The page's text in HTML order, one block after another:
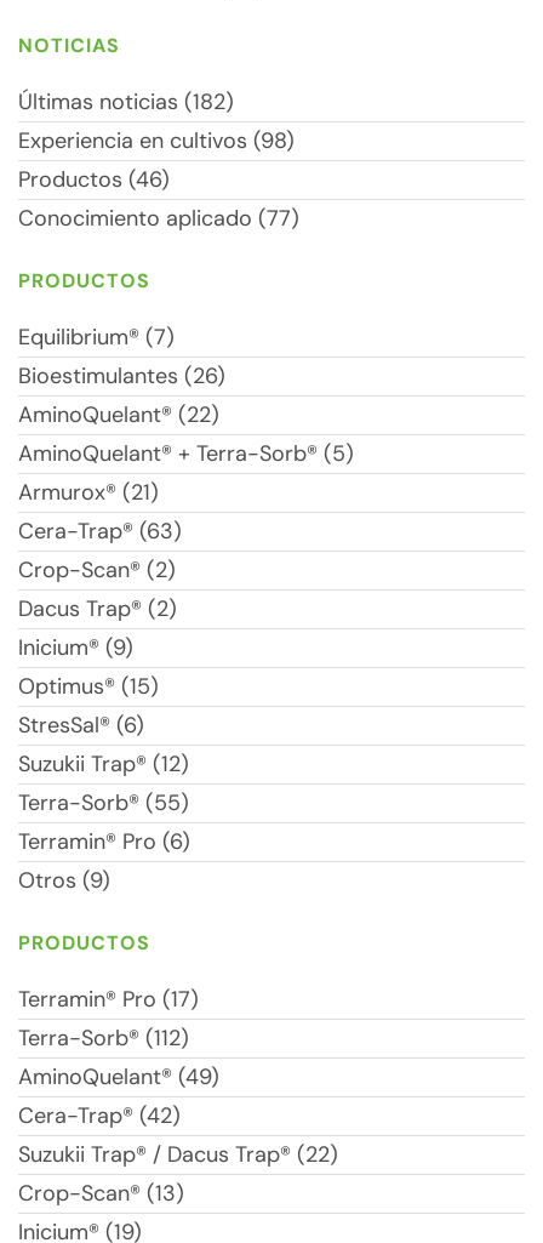
NOTICIAS
Últimas noticias (182)
Experiencia en cultivos (98)
Productos (46)
Conocimiento aplicado (77)
PRODUCTOS
Equilibrium® (7)
Bioestimulantes (26)
AminoQuelant® (22)
AminoQuelant® + Terra-Sorb® (5)
Armurox® (21)
Cera-Trap® (63)
Crop-Scan® (2)
Dacus Trap® (2)
Inicium® (9)
Optimus® (15)
StresSal® (6)
Suzukii Trap® (12)
Terra-Sorb® (55)
Terramin® Pro (6)
Otros (9)
PRODUCTOS
Terramin® Pro (17)
Terra-Sorb® (112)
AminoQuelant® (49)
Cera-Trap® (42)
Suzukii Trap® / Dacus Trap® (22)
Crop-Scan® (13)
Inicium® (19)